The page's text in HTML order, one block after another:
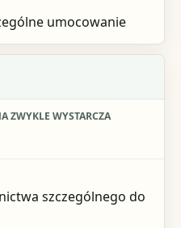
umocowanie
szczególnego do